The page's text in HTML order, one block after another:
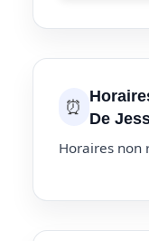
⏰ De
Horaires non